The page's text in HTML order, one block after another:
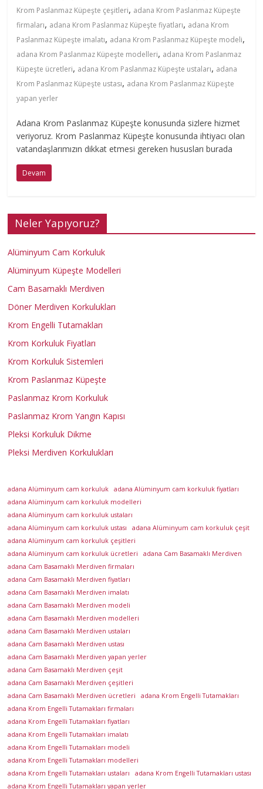
m
n
y
u
m
K
o
r
k
u
l
u
k
a
n
a
K
r
o
m
c
u
ü
p
e
ş
t
e
,
K
o
Krom Paslanmaz Küpeşte çeşitleri, adana Krom Paslanmaz Küpeşte
firmaları, adana Krom Paslanmaz Küpeşte fiyatları, adana Krom
Paslanmaz Küpeşte imalatı, adana Krom Paslanmaz Küpeşte modeli,
adana Krom Paslanmaz Küpeşte modelleri, adana Krom Paslanmaz
Küpeşte ücretleri, adana Krom Paslanmaz Küpeşte ustaları, adana
Krom Paslanmaz Küpeşte ustası, adana Krom Paslanmaz Küpeşte
yapan yerler
Adana Krom Paslanmaz Küpeşte konusunda sizlere hizmet
veriyoruz. Krom Paslanmaz Küpeşte konusunda ihtiyacı olan
vatandaşlarımızın dikkat etmesi gereken hususları burada
Devam
Neler Yapıyoruz?
Alüminyum Cam Korkuluk
Alüminyum Küpeşte Modelleri
Cam Basamaklı Merdiven
Döner Merdiven Korkulukları
Krom Engelli Tutamakları
Krom Korkuluk Fiyatları
Krom Korkuluk Sistemleri
Krom Paslanmaz Küpeşte
Paslanmaz Krom Korkuluk
Paslanmaz Krom Yangın Kapısı
Pleksi Korkuluk Dikme
Pleksi Merdiven Korkulukları
adana Alüminyum cam korkuluk
adana Alüminyum cam korkuluk fiyatları
adana Alüminyum cam korkuluk modelleri
adana Alüminyum cam korkuluk ustaları
adana Alüminyum cam korkuluk ustası
adana Alüminyum cam korkuluk çeşit
adana Alüminyum cam korkuluk çeşitleri
adana Alüminyum cam korkuluk ücretleri
adana Cam Basamaklı Merdiven
adana Cam Basamaklı Merdiven firmaları
adana Cam Basamaklı Merdiven fiyatları
adana Cam Basamaklı Merdiven imalatı
adana Cam Basamaklı Merdiven modeli
adana Cam Basamaklı Merdiven modelleri
adana Cam Basamaklı Merdiven ustaları
adana Cam Basamaklı Merdiven ustası
adana Cam Basamaklı Merdiven yapan yerler
adana Cam Basamaklı Merdiven çeşit
adana Cam Basamaklı Merdiven çeşitleri
adana Cam Basamaklı Merdiven ücretleri
adana Krom Engelli Tutamakları
adana Krom Engelli Tutamakları firmaları
adana Krom Engelli Tutamakları fiyatları
adana Krom Engelli Tutamakları imalatı
adana Krom Engelli Tutamakları modeli
adana Krom Engelli Tutamakları modelleri
adana Krom Engelli Tutamakları ustaları
adana Krom Engelli Tutamakları ustası
adana Krom Engelli Tutamakları yapan yerler